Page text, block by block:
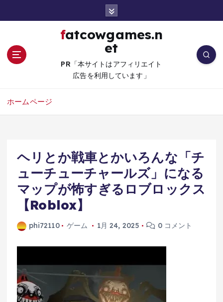
fatcowgames.n
et
PR「本サイトはアフィリエイト
広告を利用しています」
ホームページ
ヘリとか戦車とかいろんな「チ
ューチューチャールズ」になる
マップが怖すぎるロブロックス
【Roblox】
phi72110 ゲーム 1月 24, 2025 0 コメント